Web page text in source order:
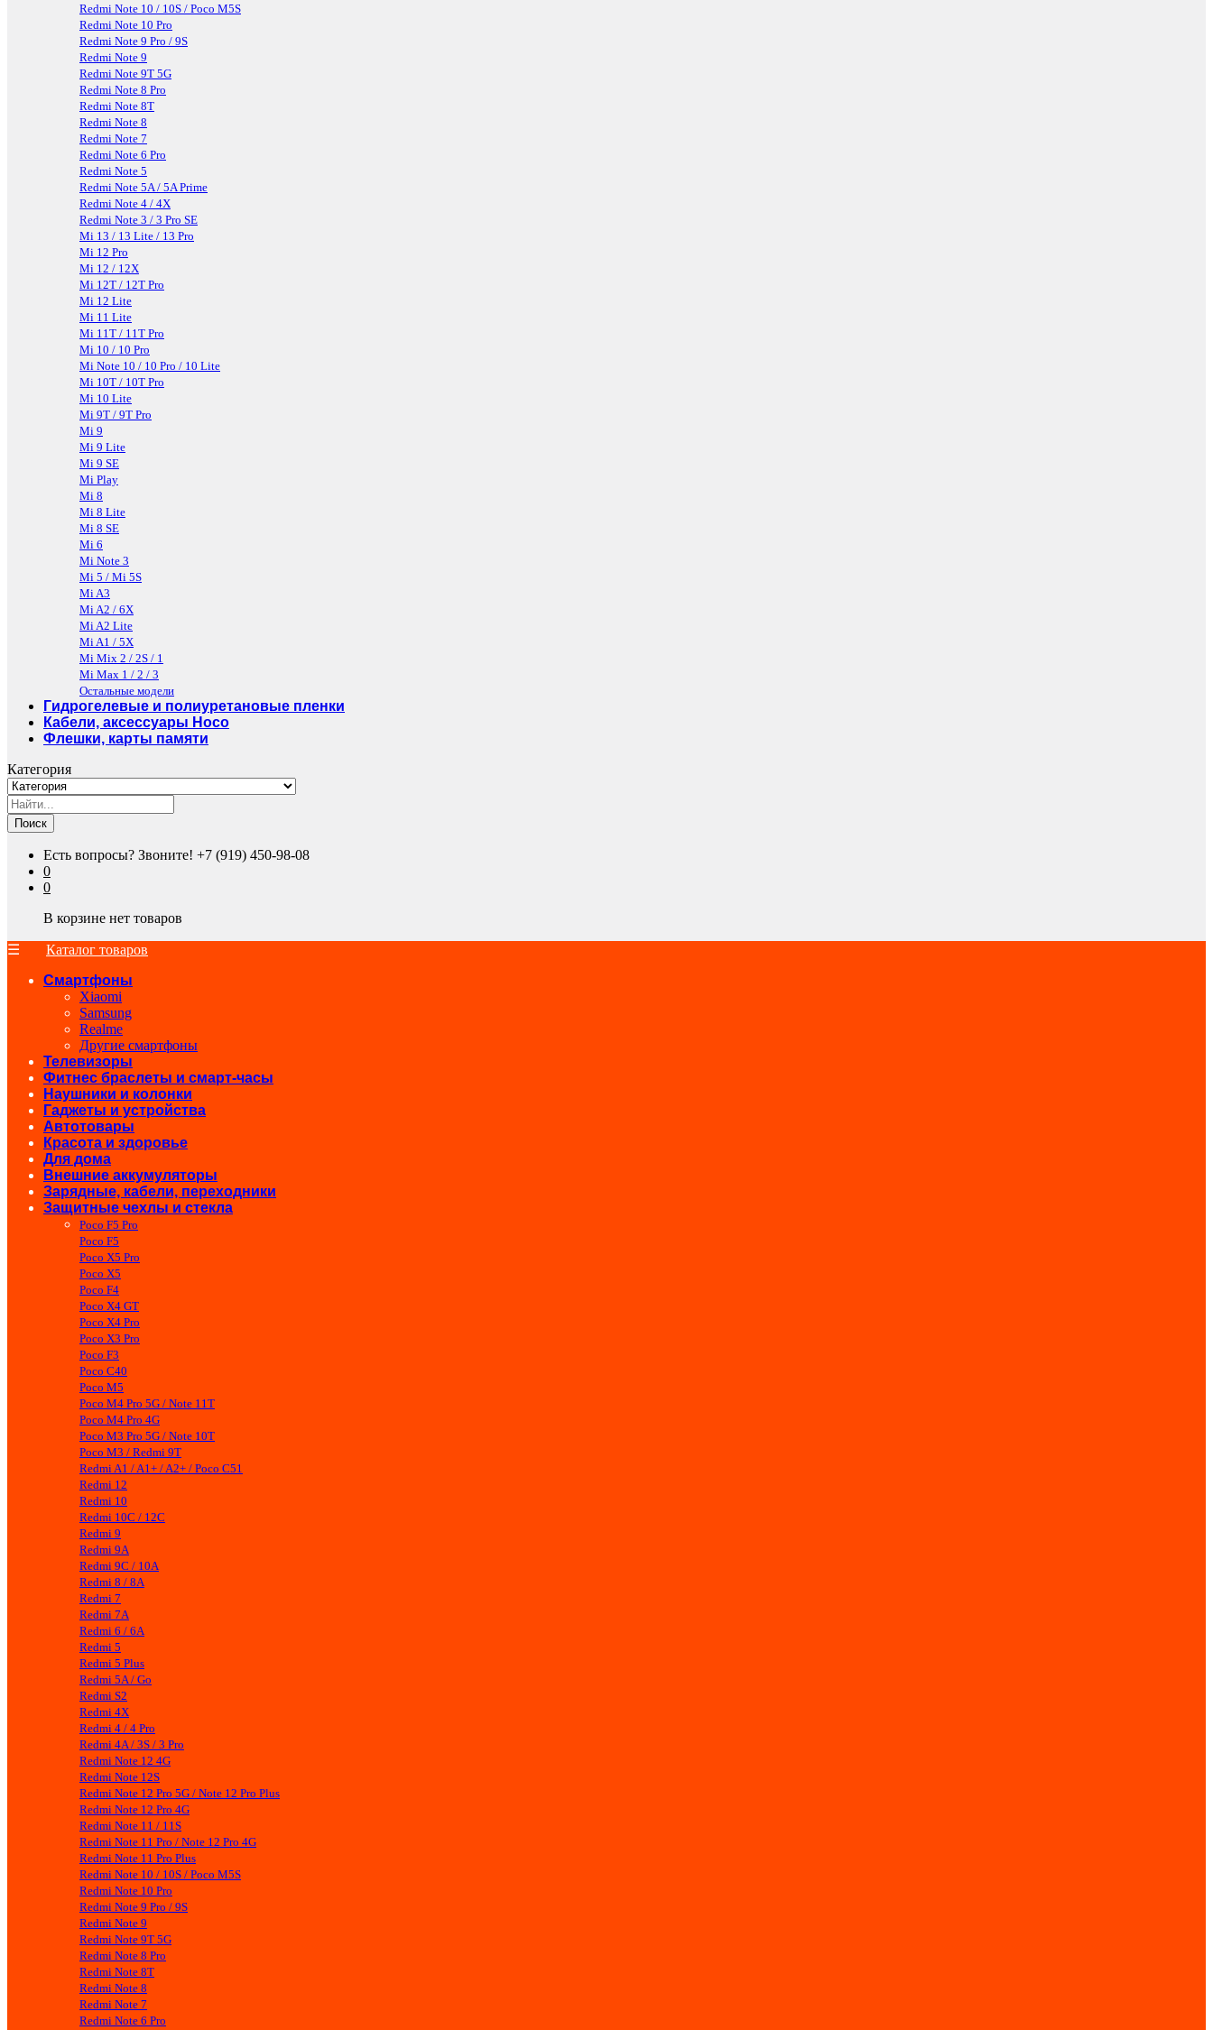
Redmi Note 10 / 10S / Poco M5S
Redmi Note 10 Pro
Redmi Note 9 Pro / 9S
Redmi Note 9
Redmi Note 9T 5G
Redmi Note 8 Pro
Redmi Note 8T
Redmi Note 8
Redmi Note 7
Redmi Note 6 Pro
Redmi Note 5
Redmi Note 5A / 5A Prime
Redmi Note 4 / 4X
Redmi Note 3 / 3 Pro SE
Mi 13 / 13 Lite / 13 Pro
Mi 12 Pro
Mi 12 / 12X
Mi 12T / 12T Pro
Mi 12 Lite
Mi 11 Lite
Mi 11T / 11T Pro
Mi 10 / 10 Pro
Mi Note 10 / 10 Pro / 10 Lite
Mi 10T / 10T Pro
Mi 10 Lite
Mi 9T / 9T Pro
Mi 9
Mi 9 Lite
Mi 9 SE
Mi Play
Mi 8
Mi 8 Lite
Mi 8 SE
Mi 6
Mi Note 3
Mi 5 / Mi 5S
Mi A3
Mi A2 / 6X
Mi A2 Lite
Mi A1 / 5X
Mi Mix 2 / 2S / 1
Mi Max 1 / 2 / 3
Остальные модели
Гидрогелевые и полиуретановые пленки
Кабели, аксессуары Hoco
Флешки, карты памяти
Категория
Поиск
Есть вопросы? Звоните! +7 (919) 450-98-08
0
0
В корзине нет товаров
Каталог товаров
Смартфоны
Xiaomi
Samsung
Realme
Другие смартфоны
Телевизоры
Фитнес браслеты и смарт-часы
Наушники и колонки
Гаджеты и устройства
Автотовары
Красота и здоровье
Для дома
Внешние аккумуляторы
Зарядные, кабели, переходники
Защитные чехлы и стекла
Poco F5 Pro
Poco F5
Poco X5 Pro
Poco X5
Poco F4
Poco X4 GT
Poco X4 Pro
Poco X3 Pro
Poco F3
Poco C40
Poco M5
Poco M4 Pro 5G / Note 11T
Poco M4 Pro 4G
Poco M3 Pro 5G / Note 10T
Poco M3 / Redmi 9T
Redmi A1 / A1+ / A2+ / Poco C51
Redmi 12
Redmi 10
Redmi 10C / 12C
Redmi 9
Redmi 9A
Redmi 9C / 10A
Redmi 8 / 8A
Redmi 7
Redmi 7A
Redmi 6 / 6A
Redmi 5
Redmi 5 Plus
Redmi 5A / Go
Redmi S2
Redmi 4X
Redmi 4 / 4 Pro
Redmi 4A / 3S / 3 Pro
Redmi Note 12 4G
Redmi Note 12S
Redmi Note 12 Pro 5G / Note 12 Pro Plus
Redmi Note 12 Pro 4G
Redmi Note 11 / 11S
Redmi Note 11 Pro / Note 12 Pro 4G
Redmi Note 11 Pro Plus
Redmi Note 10 / 10S / Poco M5S
Redmi Note 10 Pro
Redmi Note 9 Pro / 9S
Redmi Note 9
Redmi Note 9T 5G
Redmi Note 8 Pro
Redmi Note 8T
Redmi Note 8
Redmi Note 7
Redmi Note 6 Pro